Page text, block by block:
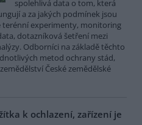
spolehlivá data o tom, která
a za jakých podmínek jsou
terénní experimenty, monitoring
dotazníková šetření mezi
Odborníci na základě těchto
metod ochrany stád,
České zemědělské
k ochlazení, zařízení je